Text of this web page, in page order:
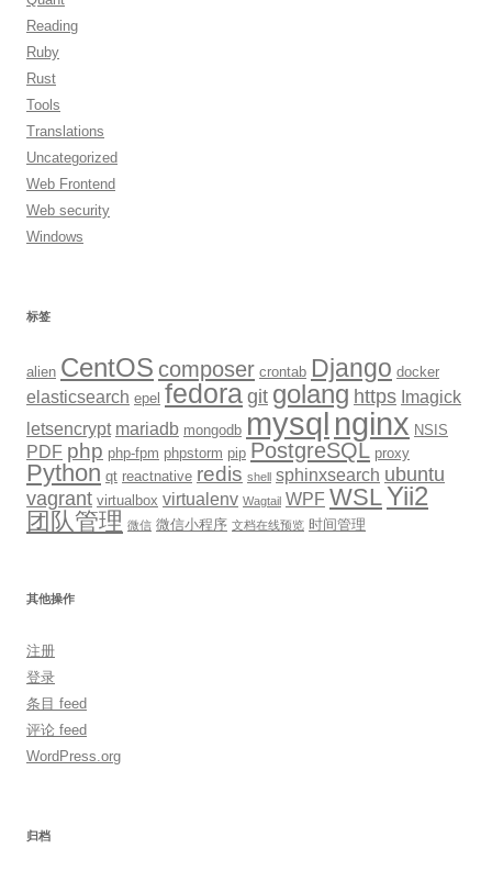
Reading
Ruby
Rust
Tools
Translations
Uncategorized
Web Frontend
Web security
Windows
标签
alien CentOS composer crontab Django docker
elasticsearch epel fedora git golang https Imagick
letsencrypt mariadb mongodb mysql nginx NSIS
PDF php php-fpm phpstorm pip PostgreSQL proxy
Python qt reactnative redis shell sphinxsearch ubuntu
vagrant virtualbox virtualenv Wagtail WPF WSLYii2
团队管理 微信 微信小程序 文档在线预览 时间管理
其他操作
注册
登录
条目 feed
评论 feed
WordPress.org
归档